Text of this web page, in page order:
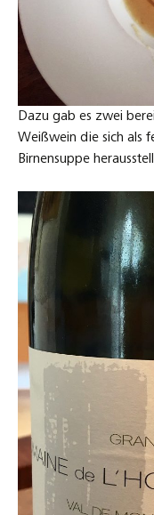
Dazu gab es zwei
Weißwein die sich als
Birnensuppe